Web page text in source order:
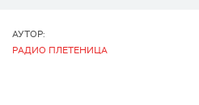
АУТОР:
РАДИО ПЛЕТЕНИЦА